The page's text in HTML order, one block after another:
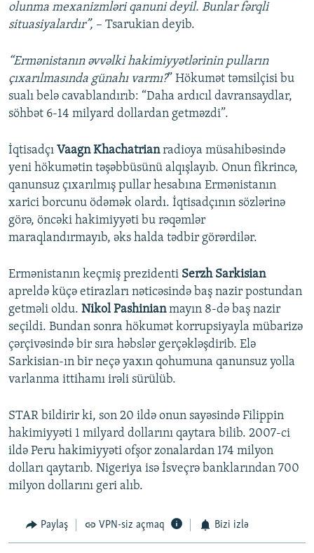
olunma mexanizmləri qanuni deyil. Bunlar fərqli
situasiyalardır”, – Tsarukian deyib.
“Ermənistanın əvvəlki hakimiyyətlərinin pulların
çıxarılmasında günahı varmı?” Hökumət təmsilçisi bu
sualı belə cavablandırıb: “Daha ardıcıl davransaydlar,
söhbət 6-14 milyard dollardan getməzdi”.
İqtisadçı Vaagn Khachatrianradioya müsahibəsində
yeni hökumətin təşəbbüsünü alqışlayıb. Onun fikrincə,
qanunsuz çıxarılmış pullar hesabına Ermənistanın
xarici borcunu ödəmək olardı. İqtisadçının sözlərinə
görə, öncəki hakimiyyəti bu rəqəmlər
maraqlandırmayıb, əks halda tədbir görərdilər.
Ermənistanın keçmiş prezidenti Serzh Sarkisian
apreldə küçə etirazları nəticəsində baş nazir postundan
getməli oldu. Nikol Pashinianmayın 8-də baş nazir
seçildi. Bundan sonra hökumət korrupsiyayla mübarizə
çərçivəsində bir sıra həbslər gerçəkləşdirib. Elə
Sarkisian-ın bir neçə yaxın qohumuna qanunsuz yolla
varlanma ittihamı irəli sürülüb.
STAR bildirir ki, son 20 ildə onun sayəsində Filippin
hakimiyyəti 1 milyard dollarını qaytara bilib. 2007-ci
ildə Peru hakimiyyəti ofşor zonalardan 174 milyon
dolları qaytarıb. Nigeriya isə İsveçrə banklarından 700
milyon dollarını geri alıb.
Paylaş VPN-siz açmaq Bizi izlə